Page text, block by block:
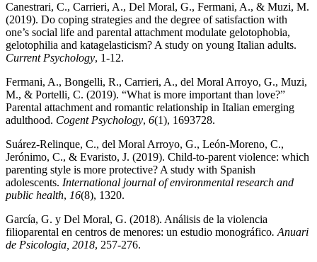
Canestrari, C., Carrieri, A., Del Moral, G., Fermani, A., & Muzi, M.
(2019). Do coping strategies and the degree of satisfaction with
one’s social life and parental attachment modulate gelotophobia,
gelotophilia and katagelasticism? A study on young Italian adults.
Current Psychology, 1-12.
Fermani, A., Bongelli, R., Carrieri, A., del Moral Arroyo, G., Muzi,
M., & Portelli, C. (2019). “What is more important than love?”
Parental attachment and romantic relationship in Italian emerging
adulthood. Cogent Psychology, 6(1), 1693728.
Suárez-Relinque, C., del Moral Arroyo, G., León-Moreno, C.,
Jerónimo, C., & Evaristo, J. (2019). Child-to-parent violence: which
parenting style is more protective? A study with Spanish
adolescents. International journal of environmental research and
public health, 16(8), 1320.
García, G. y Del Moral, G. (2018). Análisis de la violencia
filioparental en centros de menores: un estudio monográfico. Anuari
de Psicologia, 2018, 257-276.